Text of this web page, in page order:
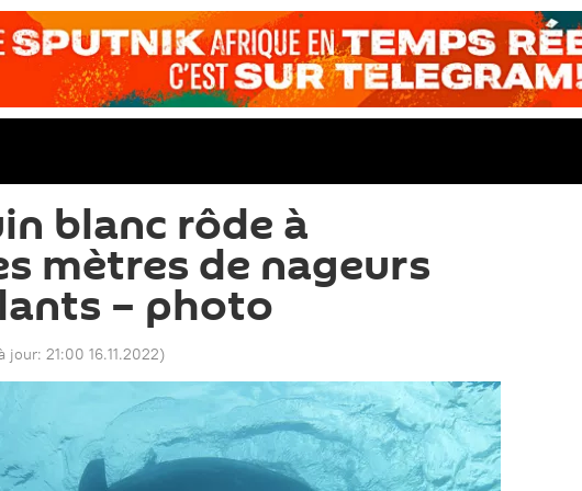
blanc rôde à
mètres de nageurs
– photo
jour: 21:00 16.11.2022)